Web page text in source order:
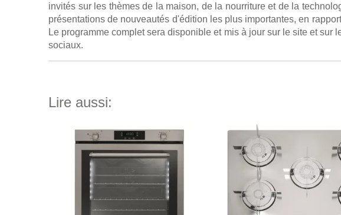
invités sur les thèmes de la maison, de la nourriture et de la
présentations de nouveautés d'édition les plus importantes, en
Le programme complet sera disponible et mis à jour sur le site et sur
sociaux.
Lire aussi: